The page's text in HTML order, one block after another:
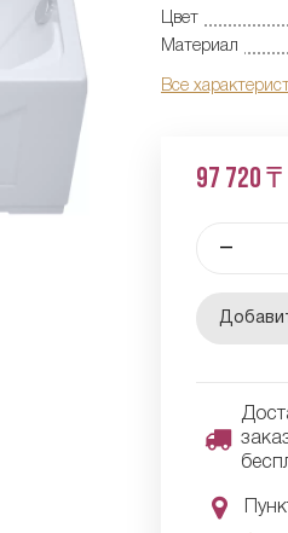
Цвет
Материал
Все
97 720 ₸
–